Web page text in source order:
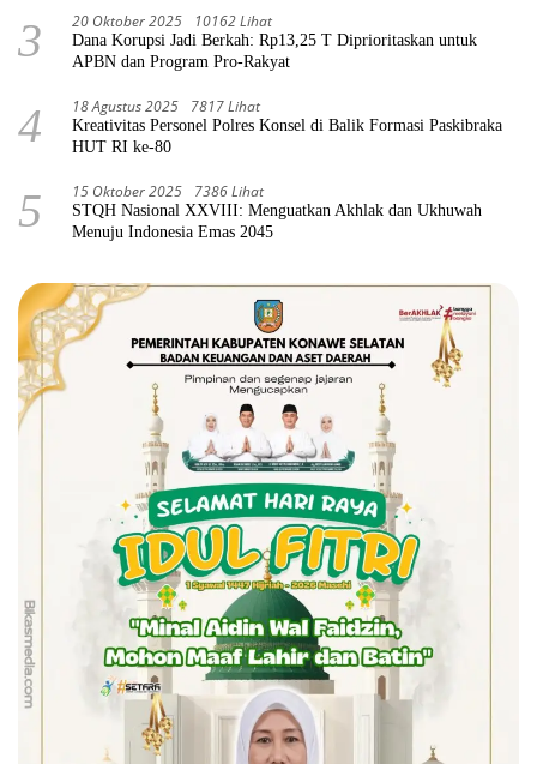
3 20 Oktober 2025 10162 Lihat
Dana Korupsi Jadi Berkah: Rp13,25 T Diprioritaskan untuk
APBN dan Program Pro-Rakyat
4 18 Agustus 2025 7817 Lihat
Kreativitas Personel Polres Konsel di Balik Formasi Paskibraka
HUT RI ke-80
5 15 Oktober 2025 7386 Lihat
STQH Nasional XXVIII: Menguatkan Akhlak dan Ukhuwah
Menuju Indonesia Emas 2045